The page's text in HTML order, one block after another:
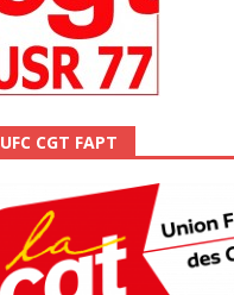
UFC CGT FAPT